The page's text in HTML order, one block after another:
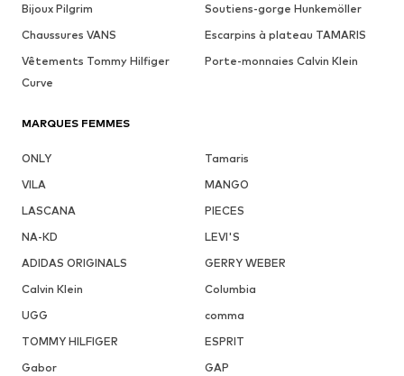
Bijoux Pilgrim
Soutiens-gorge Hunkemöller
Chaussures VANS
Escarpins à plateau TAMARIS
Vêtements Tommy Hilfiger
Curve
Porte-monnaies Calvin Klein
MARQUES FEMMES
ONLY
Tamaris
VILA
MANGO
LASCANA
PIECES
NA-KD
LEVI'S
ADIDAS ORIGINALS
GERRY WEBER
Calvin Klein
Columbia
UGG
comma
TOMMY HILFIGER
ESPRIT
Gabor
GAP